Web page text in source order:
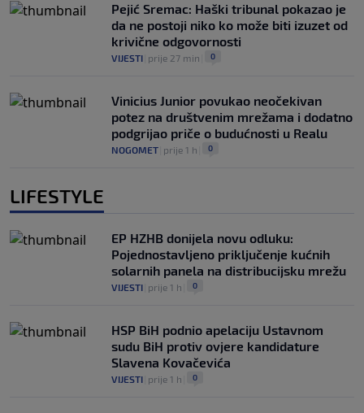
Pejić Sremac: Haški tribunal pokazao je
da ne postoji niko ko može biti izuzet od
krivične odgovornosti
VIJESTI prije 27 min 0
Vinicius Junior povukao neočekivan
potez na društvenim mrežama i dodatno
podgrijao priče o budućnosti u Realu
NOGOMET prije 1 h 0
LIFESTYLE
EP HZHB donijela novu odluku:
Pojednostavljeno priključenje kućnih
solarnih panela na distribucijsku mrežu
VIJESTI prije 1 h 0
HSP BiH podnio apelaciju Ustavnom
sudu BiH protiv ovjere kandidature
Slavena Kovačevića
VIJESTI prije 1 h 0